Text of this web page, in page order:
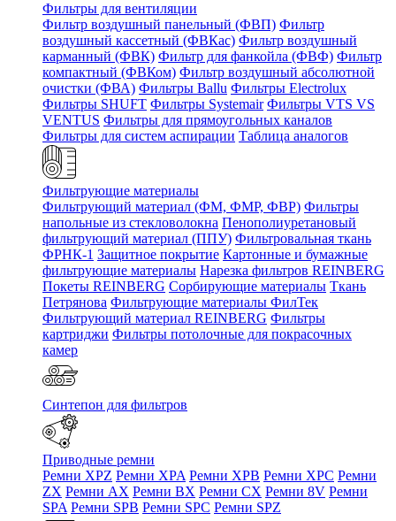
Фильтры для вентиляции
Фильтр воздушный панельный (ФВП) Фильтр
воздушный кассетный (ФВКас) Фильтр воздушный
карманный (ФВК) Фильтр для фанкойла (ФВФ) Фильтр
компактный (ФВКом) Фильтр воздушный абсолютной
очистки (ФВА) Фильтры Ballu Фильтры Electrolux
Фильтры SHUFT Фильтры Systemair Фильтры VTS VS
VENTUS Фильтры для прямоугольных каналов
Фильтры для систем аспирации Таблица аналогов
Фильтрующие материалы
Фильтрующий материал (ФМ, ФМР, ФВР) Фильтры
напольные из стекловолокна Пенополиуретановый
фильтрующий материал (ППУ) Фильтровальная ткань
ФРНК-1 Защитное покрытие Картонные и бумажные
фильтрующие материалы Нарезка фильтров REINBERG
Покеты REINBERG Сорбирующие материалы Ткань
Петрянова Фильтрующие материалы ФилТек
Фильтрующий материал REINBERG Фильтры
картриджи Фильтры потолочные для покрасочных
камер
Синтепон для фильтров
Приводные ремни
Ремни XPZ Ремни XPA Ремни XPB Ремни XPC Ремни
ZX Ремни AX Ремни BX Ремни CX Ремни 8V Ремни
SPA Ремни SPB Ремни SPC Ремни SPZ